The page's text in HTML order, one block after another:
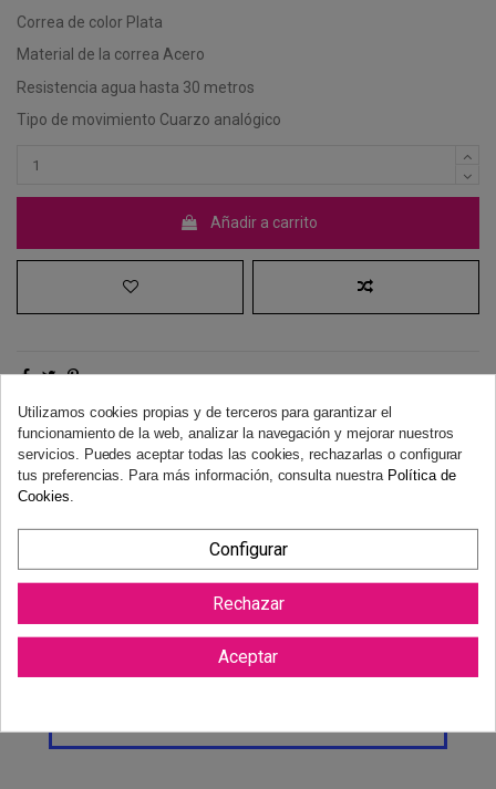
Correa de color Plata
Material de la correa Acero
Resistencia agua hasta 30 metros
Tipo de movimiento Cuarzo analógico
Añadir a carrito
Derecho de desistimiento
Dispones de 14 días naturales para desistir de tu compra, sin
necesidad de justificación.Más información
Utilizamos cookies propias y de terceros para garantizar el
funcionamiento de la web, analizar la navegación y mejorar nuestros
servicios. Puedes aceptar todas las cookies, rechazarlas o configurar
tus preferencias. Para más información, consulta nuestra Política de
Cookies
Configurar
Rechazar
Aceptar